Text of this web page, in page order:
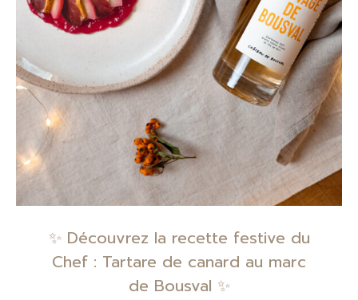
✨ Découvrez la recette festive du
Chef : Tartare de canard au marc
de Bousval ✨